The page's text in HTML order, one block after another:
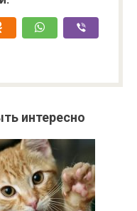
интересно